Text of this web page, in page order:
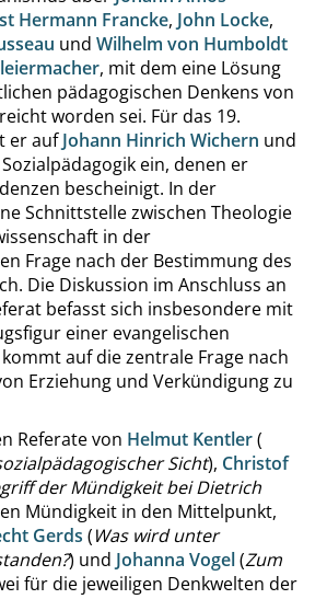
Hermann Francke, John Locke,
und Wilhelm von Humboldt
, mit dem eine Lösung
pädagogischen Denkens von
worden sei. Für das 19.
er aufJohann Hinrich Wichern und
ein, denen er
bescheinigt. In der
Schnittstelle zwischen Theologie
in der
Frage nach der Bestimmung des
Die Diskussion im Anschluss an
befasst sich insbesondere mit
einer evangelischen
auf die zentrale Frage nach
Erziehung und Verkündigung zu
Referate von Helmut Kentler(
Sicht), Christof
der Mündigkeit bei Dietrich
Mündigkeit in den Mittelpunkt,
Gerds (Was wird unter
) und Johanna Vogel(Zum
für die jeweiligen Denkwelten der